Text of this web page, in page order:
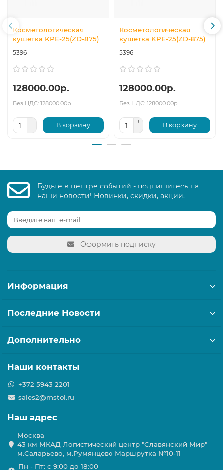
Косметологическая
кушетка KPE-25(ZD-875)
5396
128000.00р.
Без НДС: 128000.00р.
В корзину
Косметологическая
кушетка KPE-25(ZD-875)
5396
128000.00р.
Без НДС: 128000.00р.
В корзину
Будьте в центре событий - подпишитесь на
наши новости! Новинки, скидки, акции.
Оформить подписку
Информация
Последние Новости
Дополнительно
Наши контакты
+372 5943 2201
sales2@mstol.ru
Наш адрес
Москва
43 км МКАД Логистичеcкий центр "Славянский Мир"
м.Саларьево, м.Румянцево Маршрутка №10-11
Пн - Пт: с 9:00 до 18:00